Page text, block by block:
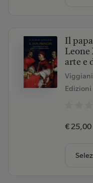
Il
Leone
arte e
Edizioni
€ 25,00